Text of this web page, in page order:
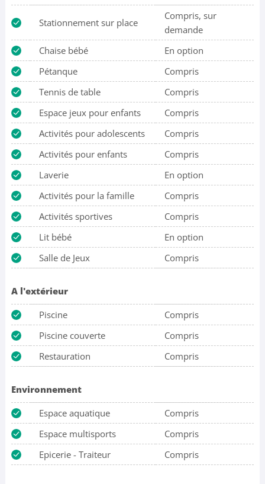
Stationnement sur place
Compris, sur
demande
Chaise bébé
En option
Pétanque
Compris
Tennis de table
Compris
Espace jeux pour enfants
Compris
Activités pour adolescents
Compris
Activités pour enfants
Compris
Laverie
En option
Activités pour la famille
Compris
Activités sportives
Compris
Lit bébé
En option
Salle de Jeux
Compris
A l'extérieur
Piscine
Compris
Piscine couverte
Compris
Restauration
Compris
Environnement
Espace aquatique
Compris
Espace multisports
Compris
Epicerie - Traiteur
Compris